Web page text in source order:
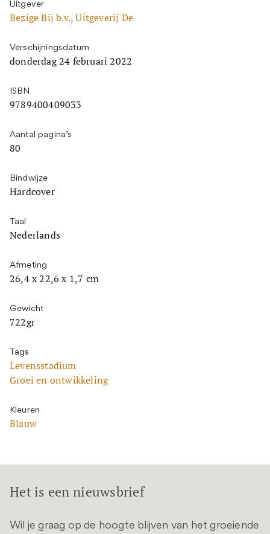
Uitgever
Bezige Bij b.v., Uitgeverij De
Verschijningsdatum
donderdag 24 februari 2022
ISBN
9789400409033
Aantal pagina’s
80
Bindwijze
Hardcover
Taal
Nederlands
Afmeting
26,4 x 22,6 x 1,7 cm
Gewicht
722gr
Tags
Levensstadium
Groei en ontwikkeling
Kleuren
Blauw
Het is een nieuwsbrief
Wil je graag op de hoogte blijven van het groeiende